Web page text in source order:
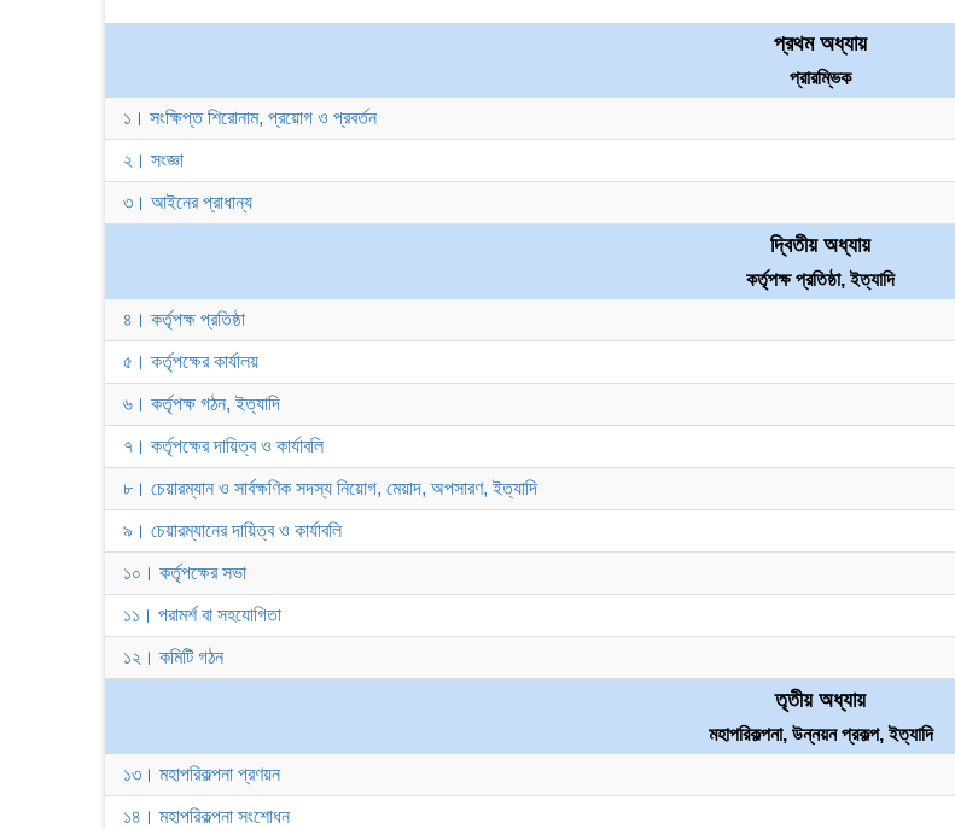
প্রথম অধ্যায়
প্রারম্ভিক
১। সংক্ষিপ্ত শিরোনাম, প্রয়োগ ও প্রবর্তন
২। সংজ্ঞা
৩। আইনের প্রাধান্য
দ্বিতীয় অধ্যায়
কর্তৃপক্ষ প্রতিষ্ঠা, ইত্যাদি
৪। কর্তৃপক্ষ প্রতিষ্ঠা
৫। কর্তৃপক্ষের কার্যালয়
৬। কর্তৃপক্ষ গঠন, ইত্যাদি
৭। কর্তৃপক্ষের দায়িত্ব ও কার্যাবলি
৮। চেয়ারম্যান ও সার্বক্ষণিক সদস্য নিয়োগ, মেয়াদ, অপসারণ, ইত্যাদি
৯। চেয়ারম্যানের দায়িত্ব ও কার্যাবলি
১০। কর্তৃপক্ষের সভা
১১। পরামর্শ বা সহযোগিতা
১২। কমিটি গঠন
তৃতীয় অধ্যায়
মহাপরিকল্পনা, উন্নয়ন প্রকল্প, ইত্যাদি
১৩। মহাপরিকল্পনা প্রণয়ন
১৪। মহাপরিকল্পনা সংশোধন